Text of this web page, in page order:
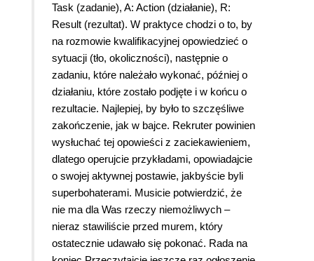
Task (zadanie), A: Action (działanie), R:
Result (rezultat). W praktyce chodzi o to, by
na rozmowie kwalifikacyjnej opowiedzieć o
sytuacji (tło, okoliczności), następnie o
zadaniu, które należało wykonać, później o
działaniu, które zostało podjęte i w końcu o
rezultacie. Najlepiej, by było to szczęśliwe
zakończenie, jak w bajce. Rekruter powinien
wysłuchać tej opowieści z zaciekawieniem,
dlatego operujcie przykładami, opowiadajcie
o swojej aktywnej postawie, jakbyście byli
superbohaterami. Musicie potwierdzić, że
nie ma dla Was rzeczy niemożliwych –
nieraz stawiliście przed murem, który
ostatecznie udawało się pokonać. Rada na